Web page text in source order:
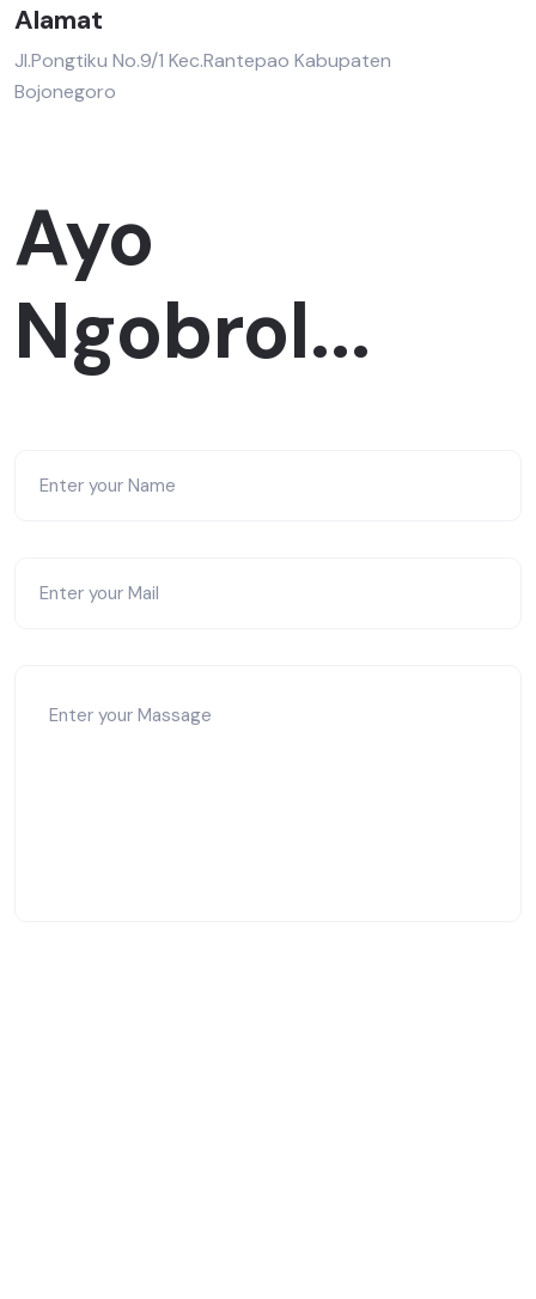
Alamat
Jl.Pongtiku No.9/1 Kec.Rantepao Kabupaten
Bojonegoro
Ayo
Ngobrol...